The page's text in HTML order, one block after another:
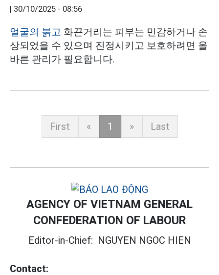
| 30/10/2025 - 08:56
얼굴의 붉고 화끈거리는 피부는 민감하거나 손
상되었을 수 있으며 진정시키고 보호하려면 올
바른 관리가 필요합니다.
First « 1 » Last
AGENCY OF VIETNAM GENERAL
CONFEDERATION OF LABOUR
Editor-in-Chief: NGUYEN NGOC HIEN
Contact: